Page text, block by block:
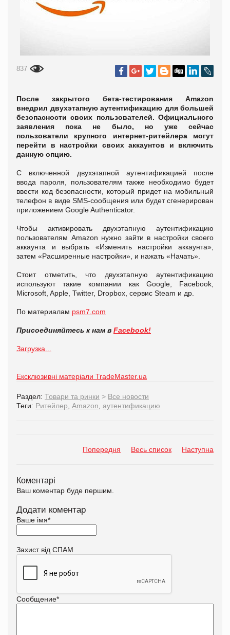
837
После закрытого бета-тестирования Amazon
внедрил двухэтапную аутентификацию для большей
безопасности своих пользователей. Официального
заявления пока не было, но уже сейчас
пользователи крупного интернет-ритейлера могут
перейти в настройки своих аккаунтов и включить
данную опцию.
С включенной двухэтапной аутентификацией после
ввода пароля, пользователям также необходимо будет
ввести код безопасности, который придет на мобильный
телефон в виде SMS-сообщения или будет сгенерирован
приложением Google Authenticator.
Чтобы активировать двухэтапную аутентификацию
пользователям Amazon нужно зайти в настройки своего
аккаунта и выбрать «Изменить настройки аккаунта»,
затем «Расширенные настройки», и нажать «Начать».
Стоит отметить, что двухэтапную аутентификацию
используют такие компании как Google, Facebook,
Microsoft, Apple, Twitter, Dropbox, сервис Steam и др.
По материалам psm7.com
Присоединяйтесь к нам в Facebook!
Загрузка...
Ексклюзивні матеріали TradeMaster.ua
Раздел: Товари та ринки > Все новости
Теги: Ритейлер Amazon аутентификацию
Попередня Весь список Наступна
Коментарі
Ваш коментар буде першим.
Додати коментар
Ваше імя*
Захист від СПАМ
Сообщение*